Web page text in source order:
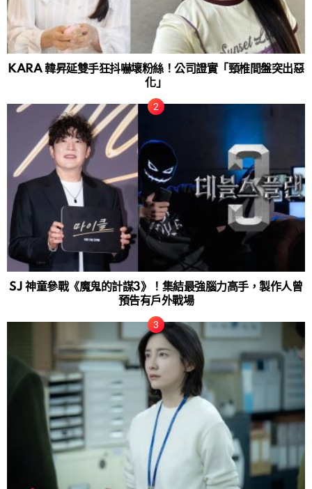
KARA 韓昇延雙手狂抖嚇壞粉絲！公司證實「頸椎間盤突出惡
化」
SJ 神童參戰《魔鬼的計謀3》！集結最強腦力高手，製作人曾
預告有戶外戰場